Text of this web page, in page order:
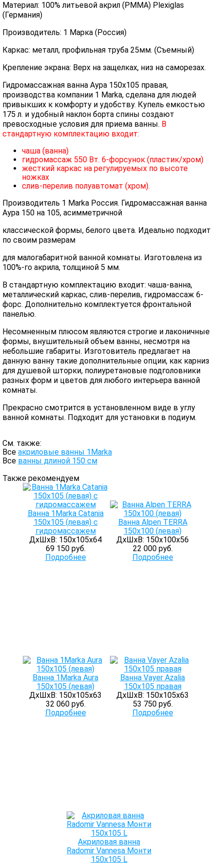
Материал: 100% литьевой акрил (PMMA) Plexiglas
(Германия)
Производитель: 1 Марка (Россия)
Каркас: металл, профильная труба 25мм. (Съемный)
Крепление экрана: Верх на защелках, низ на саморезах.
Гидромассажная ванна Аура 150х105 правая,
производства компании 1 Marka, сделана для людей
привыкших к комфорту и удобству. Купель емкостью
175 л. и удобный наклон борта спины создают
превосходные условия для приема ванны. В
стандартную комплектацию входит:
чаша (ванна)
гидромассаж 550 Вт. 6-форсунок (пластик/хром)
жесткий каркас на регулируемых по высоте
ножках
слив-перелив полуавтомат (хром).
Производитель 1 Marka Россия. Гидромассажная ванна
Аура 150 на 105, асимметричной
классической формы, белого цвета. Идеально подходит
по своим размерам
для малогабаритной ванной комнаты. Изготовлена из
100%-го акрила, толщиной 5 мм.
В стандартную комплектацию входит: чаша-ванна,
металлический каркас, слив-перелив, гидромассаж 6-
форс. Дополнительно комплектуется фронтальной
панелью.
Несомненным плюсом являются строгие и лаконичные
формы, внушительный объем ванны, несмотря на
небольшие габариты. Изготовитель предлагает на
данную ванну такие дополнительные опции, как карниз
для душевой шторки, полиуретановые подголовники
разных форм и цветов для любого интерьера ванной
комнаты.
Прекрасно смотрится в установленном виде в углу
ванной комнаты. Подходит для установки в подиум.
См. также:
Все акриловые ванны 1Marka
Все ванны длиной 150 см
Также рекомендуем
Ванна 1Marka Catania
150x105 (левая) с
гидромассажем
ДхШхВ: 150х105х64
69 150 руб.
Подробнее
Ванна Alpen TERRA
150x100 (левая)
ДхШхВ: 150х100х56
22 000 руб.
Подробнее
Ванна 1Marka Aura
150х105 (левая)
ДхШхВ: 150х105х63
32 060 руб.
Подробнее
Ванна Vayer Azalia
150х105 правая
ДхШхВ: 150х105х63
53 750 руб.
Подробнее
Акриловая ванна
Radomir Vannesa Монти
150х105 L